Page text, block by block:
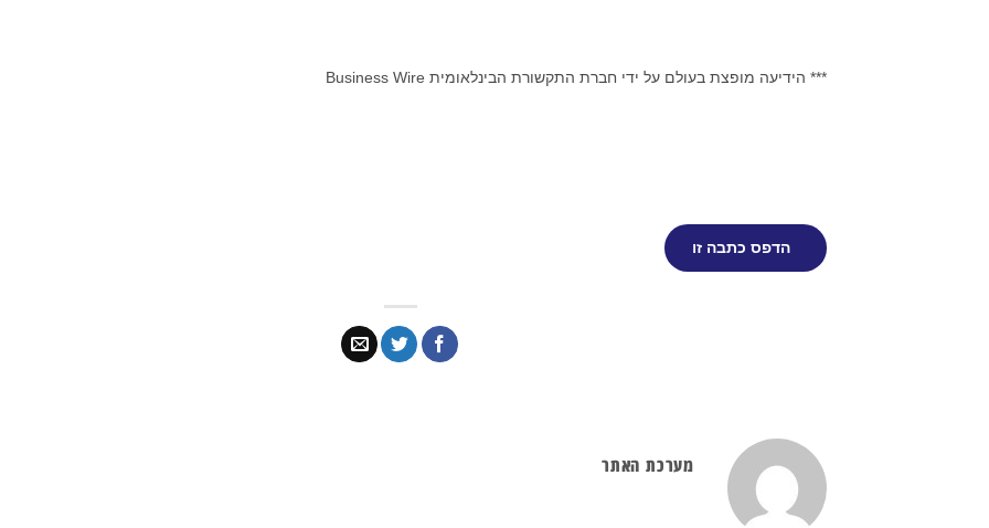
*** הידיעה מופצת בעולם על ידי חברת התקשורת הבינלאומית Business Wire
הדפס כתבה זו
מערכת האתר